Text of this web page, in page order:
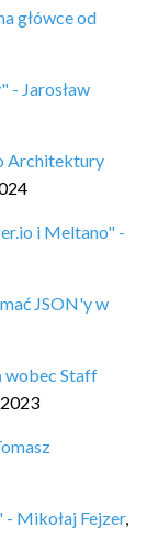
główce od
- Jarosław
Architektury
i Meltano" -
JSON'y w
wobec Staff
- Mikołaj Fejzer,